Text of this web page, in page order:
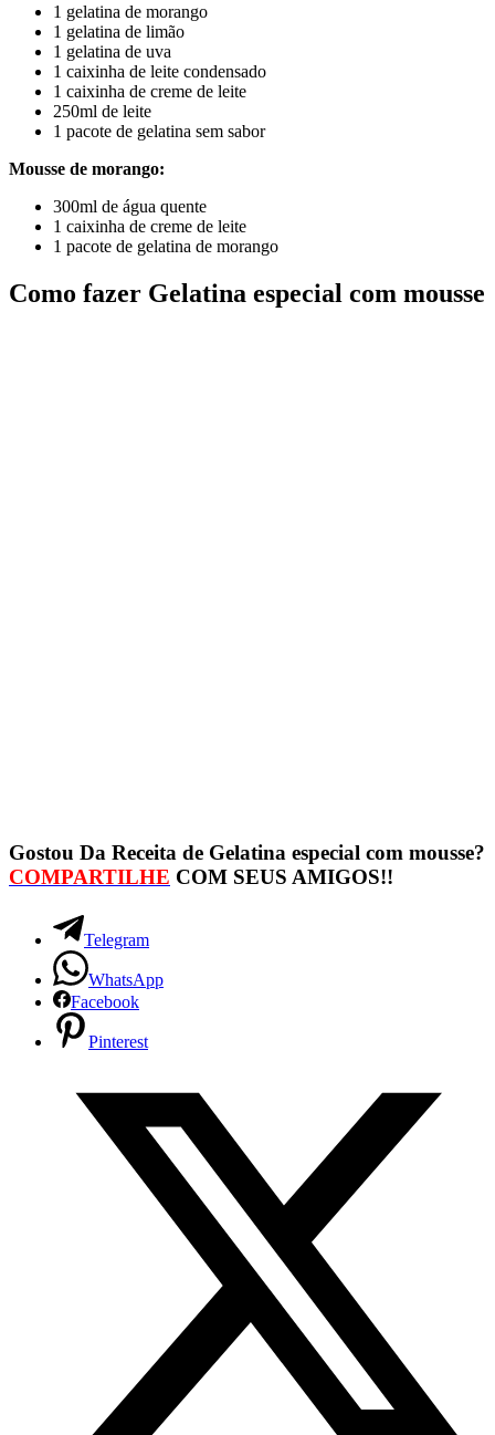
1 gelatina de morango
1 gelatina de limão
1 gelatina de uva
1 caixinha de leite condensado
1 caixinha de creme de leite
250ml de leite
1 pacote de gelatina sem sabor
Mousse de morango:
300ml de água quente
1 caixinha de creme de leite
1 pacote de gelatina de morango
Como fazer Gelatina especial com mousse
Gostou Da Receita de Gelatina especial com mousse?
COMPARTILHE COM SEUS AMIGOS!!
Telegram
WhatsApp
Facebook
Pinterest